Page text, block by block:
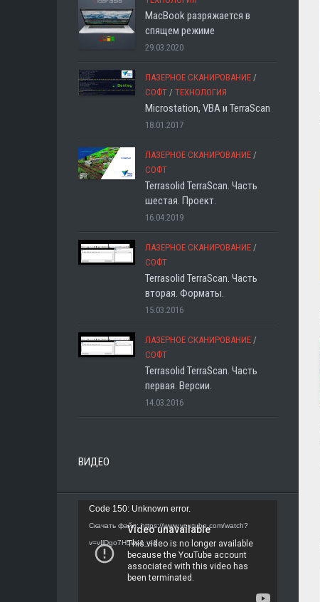
MacBook разряжается в
спящем режиме
29.03.2020
ЛАЗЕРНОЕ СКАНИРОВАНИЕ /
СОФТ / ТЕХНОЛОГИЯ
Microstation, VBA и TerraScan
18.01.2017
ЛАЗЕРНОЕ СКАНИРОВАНИЕ /
СОФТ
Terrasolid TerraScan. Часть
шестая. Проект.
16.04.2019
ЛАЗЕРНОЕ СКАНИРОВАНИЕ /
СОФТ
Terrasolid TerraScan. Часть
вторая. Форматы.
15.03.2016
ЛАЗЕРНОЕ СКАНИРОВАНИЕ /
СОФТ
Terrasolid TerraScan. Часть
первая. Версии.
14.03.2016
ВИДЕО
Видеоплеер
Code 150: Unknown error.
Скачать файл: https://www.youtube.com/watch?
v=vIlDgo7H5ws&_=1